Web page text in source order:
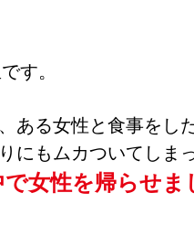
す。
ある女性と食事をし
にもムカついてしま
で女性を帰らせま